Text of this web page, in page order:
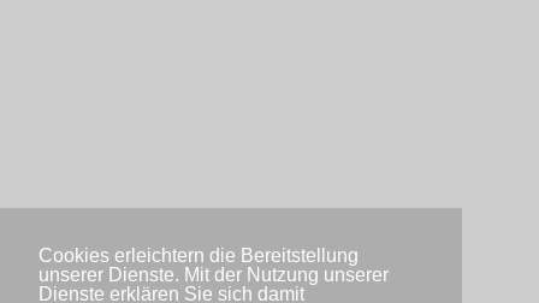
Cookies erleichtern die Bereitstellung
unserer Dienste. Mit der Nutzung unserer
Dienste erklären Sie sich damit